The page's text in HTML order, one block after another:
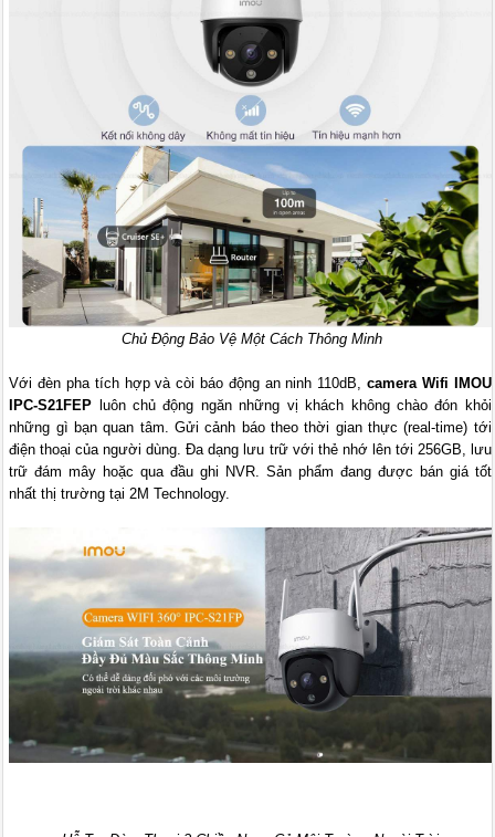
Chủ Động Bảo Vệ Một Cách Thông Minh
Với đèn pha tích hợp và còi báo động an ninh 110dB,camera Wifi IMOU
IPC-S21FEP luôn chủ động ngăn những vị khách không chào đón khỏi
những gì bạn quan tâm. Gửi cảnh báo theo thời gian thực (real-time) tới
điện thoại của người dùng. Đa dạng lưu trữ với thẻ nhớ lên tới 256GB, lưu
trữ đám mây hoặc qua đầu ghi NVR. Sản phẩm đang được bán giá tốt
nhất thị trường tại 2M Technology.